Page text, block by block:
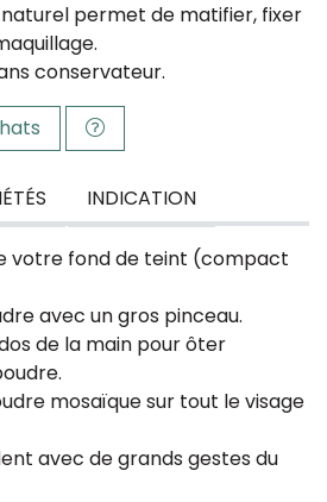
permet de matifier, fixer
conservateur.
INDICATION
votre fond de teint (compact
avec un gros pinceau.
de la main pour ôter
mosaïque sur tout le visage
avec de grands gestes du